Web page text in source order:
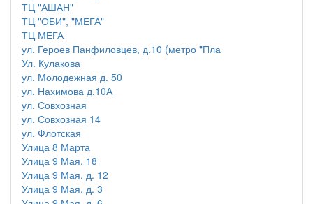
ТЦ "АШАН"
ТЦ "ОБИ", "МЕГА"
ТЦ МЕГА
ул. Героев Панфиловцев, д.10 (метро "Пла
Ул. Кулакова
ул. Молодежная д. 50
ул. Нахимова д.10А
ул. Совхозная
ул. Совхозная 14
ул. Флотская
Улица 8 Марта
Улица 9 Мая, 18
Улица 9 Мая, д. 12
Улица 9 Мая, д. 3